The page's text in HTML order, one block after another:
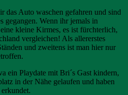
das Auto waschen gefahren und sind
gegangen. Wenn ihr jemals in
kleine Kirmes, es ist fürchterlich,
vergleichen! Als allererstes
und zweitens ist man hier nur
ein Playdate mit Bri´s Gast kindern,
in der Nähe gelaufen und haben